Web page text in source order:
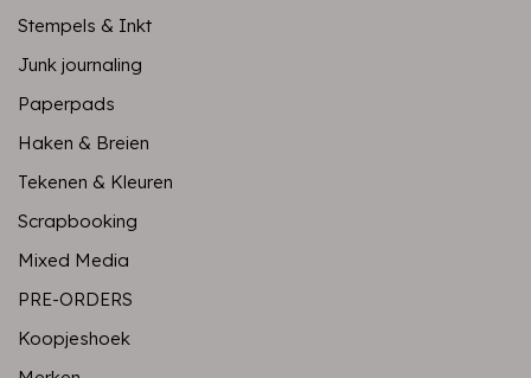
Stempels & Inkt
Junk journaling
Paperpads
Haken & Breien
Tekenen & Kleuren
Scrapbooking
Mixed Media
PRE-ORDERS
Koopjeshoek